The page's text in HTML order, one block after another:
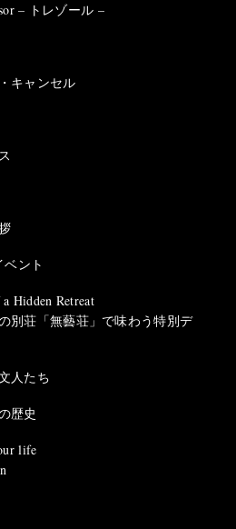
– トレゾール –
キャンセル
ベント
Hidden Retreat
別荘「無藝荘」で味わう特別デ
人たち
歴史
life